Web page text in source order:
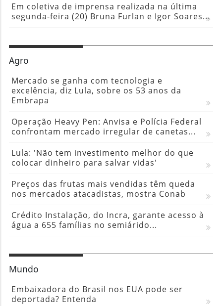
Em coletiva de imprensa realizada na última
segunda-feira (20) Bruna Furlan e Igor Soares...
Agro
Mercado se ganha com tecnologia e
excelência, diz Lula, sobre os 53 anos da
Embrapa
Operação Heavy Pen: Anvisa e Polícia Federal
confrontam mercado irregular de canetas...
Lula: 'Não tem investimento melhor do que
colocar dinheiro para salvar vidas'
Preços das frutas mais vendidas têm queda
nos mercados atacadistas, mostra Conab
Crédito Instalação, do Incra, garante acesso à
água a 655 famílias no semiárido...
Mundo
Embaixadora do Brasil nos EUA pode ser
deportada? Entenda